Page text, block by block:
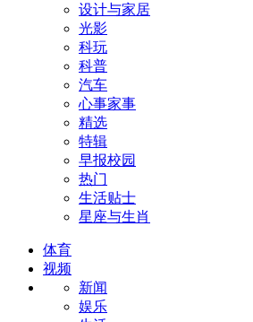
设计与家居
光影
科玩
科普
汽车
心事家事
精选
特辑
早报校园
热门
生活贴士
星座与生肖
体育
视频
新闻
娱乐